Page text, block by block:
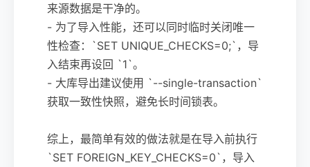
来源数据是干净的。
- 为了导入性能，还可以同时临时关闭唯一
性检查：`SET UNIQUE_CHECKS=0;`，导
入结束再设回 `1`。
- 大库导出建议使用 `--single-transaction`
获取一致性快照，避免长时间锁表。
综上，最简单有效的做法就是在导入前执行
`SET FOREIGN_KEY_CHECKS=0`，导入